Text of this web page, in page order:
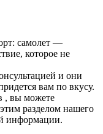
самолет —
которое не
и они
вам по вкусу.
, вы можете
разделом нашего
информации.